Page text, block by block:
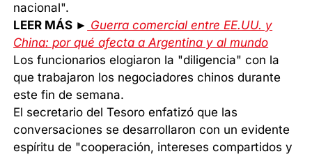
nacional".
LEER MÁS ► Guerra comercial entre EE.UU. y
China: por qué afecta a Argentina y al mundo
Los funcionarios elogiaron la "diligencia" con la
que trabajaron los negociadores chinos durante
este fin de semana.
El secretario del Tesoro enfatizó que las
conversaciones se desarrollaron con un evidente
espíritu de "cooperación, intereses compartidos y